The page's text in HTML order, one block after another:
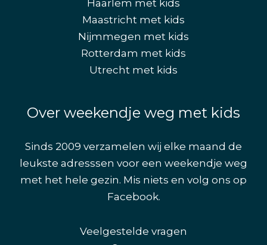
Haarlem met kids
Maastricht met kids
Nijmmegen met kids
Rotterdam met kids
Utrecht met kids
Over weekendje weg met kids
Sinds 2009 verzamelen wij elke maand de
leukste adresssen voor een weekendje weg
met het hele gezin. Mis niets en volg ons op
Facebook.
Veelgestelde vragen